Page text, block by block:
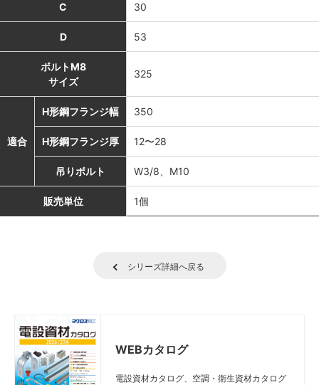
C 30
D 53
ボルトM8
サイズ
325
適合
H形鋼フランジ幅 350
H形鋼フランジ厚 12〜28
吊りボルト W3/8、M10
販売単位 1個
シリーズ詳細へ戻る
WEBカタログ
電設資材カタログ、空調・衛生資材カタログ